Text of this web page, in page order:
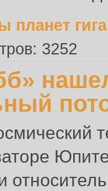
планет
3252